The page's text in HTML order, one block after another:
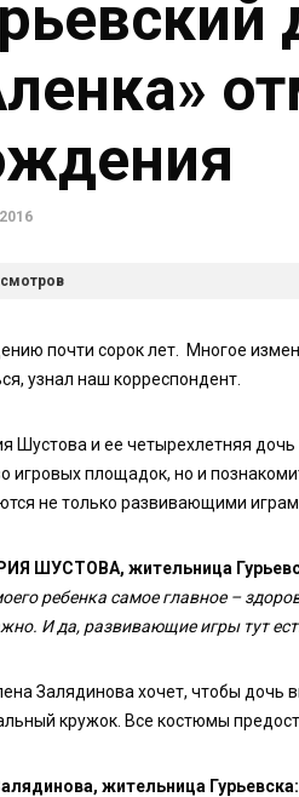
почти сорок лет. Многое
узнал наш корреспондент.
Шустова и ее четырехлетняя
игровых площадок, но и
не только развивающими
ШУСТОВА, жительница
ребенка самое главное –
И да, развивающие игры тут
Залядинова хочет, чтобы дочь
кружок. Все костюмы
жительница Гурьевска: